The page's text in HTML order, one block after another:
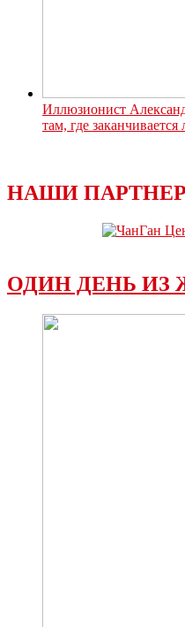
Иллюзионист
там, где заканчивается
НАШИ
ОДИН ДЕНЬ ИЗ